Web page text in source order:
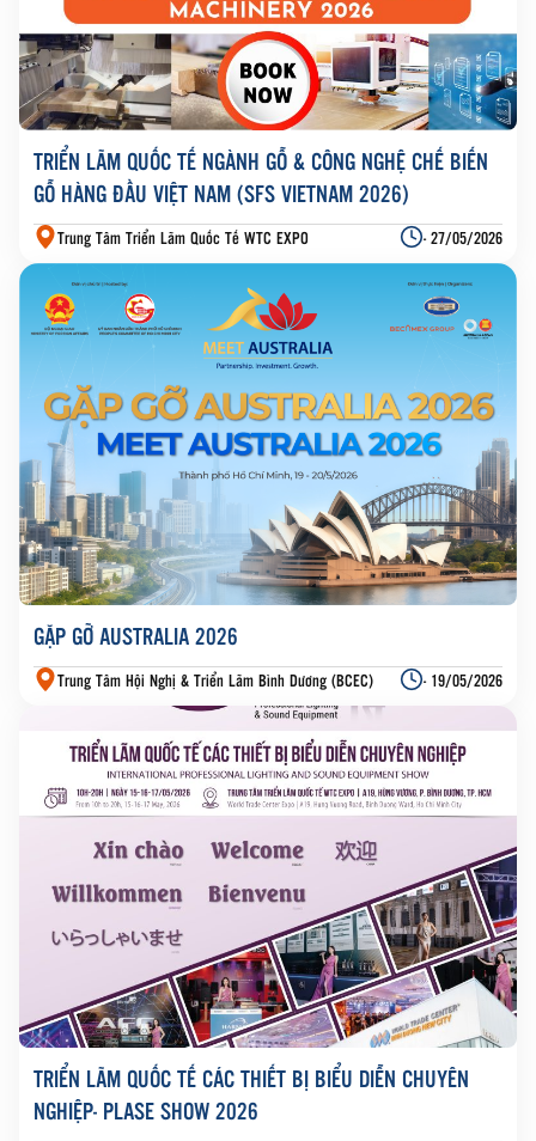
TRIỂN LÃM QUỐC TẾ NGÀNH GỖ & CÔNG NGHỆ CHẾ BIẾN
GỖ HÀNG ĐẦU VIỆT NAM (SFS VIETNAM 2026)
Trung Tâm Triển Lãm Quốc Tế WTC EXPO - 27/05/2026
GẶP GỠ AUSTRALIA 2026
Trung Tâm Hội Nghị & Triển Lãm Bình Dương (BCEC) - 19/05/2026
TRIỂN LÃM QUỐC TẾ CÁC THIẾT BỊ BIỂU DIỄN CHUYÊN
NGHIỆP- PLASE SHOW 2026